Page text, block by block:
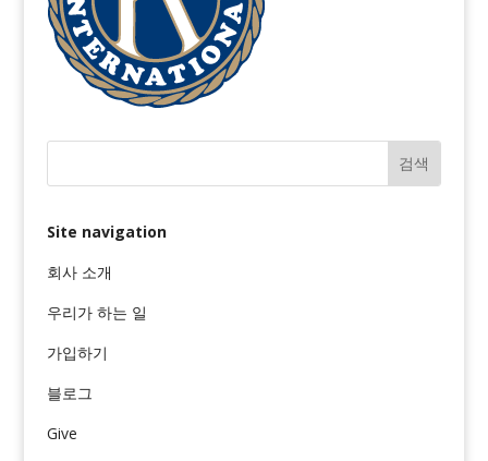
Site navigation
회사 소개
우리가 하는 일
가입하기
블로그
Give